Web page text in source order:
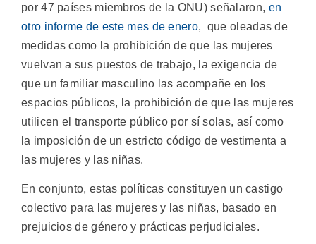
por 47 países miembros de la ONU) señalaron, en
otro informe de este mes de enero, que oleadas de
medidas como la prohibición de que las mujeres
vuelvan a sus puestos de trabajo, la exigencia de
que un familiar masculino las acompañe en los
espacios públicos, la prohibición de que las mujeres
utilicen el transporte público por sí solas, así como
la imposición de un estricto código de vestimenta a
las mujeres y las niñas.
En conjunto, estas políticas constituyen un castigo
colectivo para las mujeres y las niñas, basado en
prejuicios de género y prácticas perjudiciales.